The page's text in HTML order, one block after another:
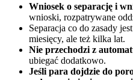
Wniosek o separację i
wnioski, rozpatrywane
Separacja co do zasady jest
miesięcy, ale też kilka lat.
Nie przechodzi z
ubiegać dodatkowo.
Jeśli para dojdzie do